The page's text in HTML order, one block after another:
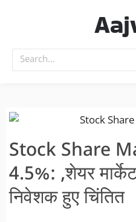
Stock Share
4.5%: ,शेयर
निवेशक हुए चिंतित